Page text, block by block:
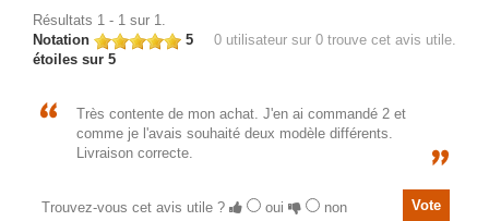
Résultats 1 - 1 sur 1.
0 utilisateur sur 0 trouve cet avis utile.
Notation
5
étoiles sur 5
Très contente de mon achat. J'en ai commandé 2 et
comme je l'avais souhaité deux modèle différents.
Livraison correcte.
Trouvez-vous cet avis utile ? oui
non